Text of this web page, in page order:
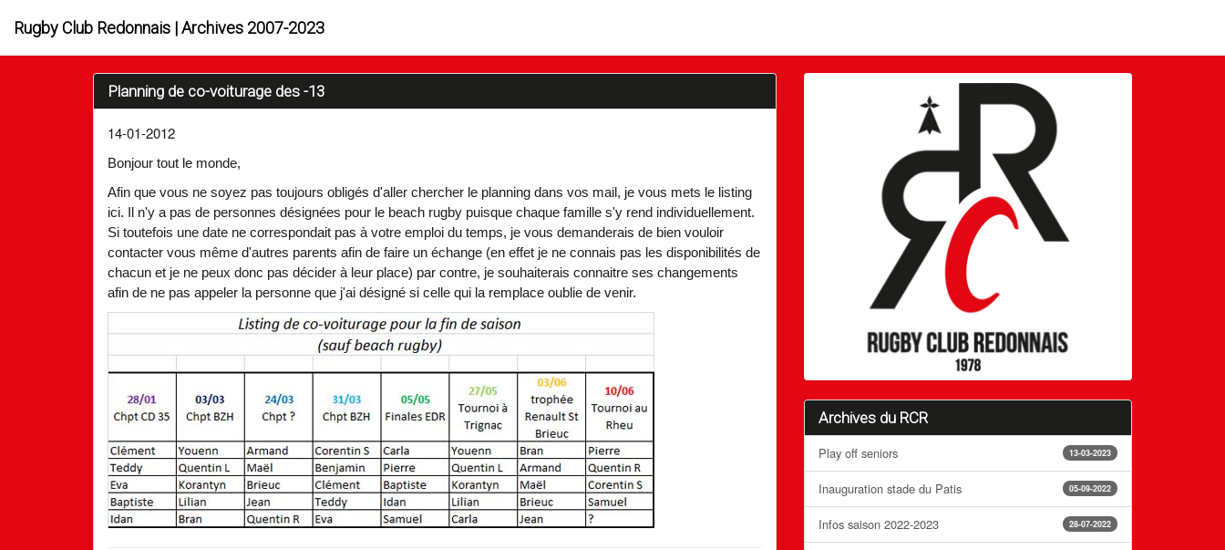
Rugby Club Redonnais | Archives 2007-2023
Planning de co-voiturage des -13
14-01-2012
Bonjour tout le monde,
Afin que vous ne soyez pas toujours obligés d'aller chercher le planning dans vos mail, je vous mets le listing
ici. Il n'y a pas de personnes désignées pour le beach rugby puisque chaque famille s'y rend individuellement.
Si toutefois une date ne correspondait pas à votre emploi du temps, je vous demanderais de bien vouloir
contacter vous même d'autres parents afin de faire un échange (en effet je ne connais pas les disponibilités de
chacun et je ne peux donc pas décider à leur place) par contre, je souhaiterais connaitre ses changements
afin de ne pas appeler la personne que j'ai désigné si celle qui la remplace oublie de venir.
Archives du RCR
13-03-2023
Play off seniors
05-09-2022
Inauguration stade du Patis
28-07-2022
Infos saison 2022-2023